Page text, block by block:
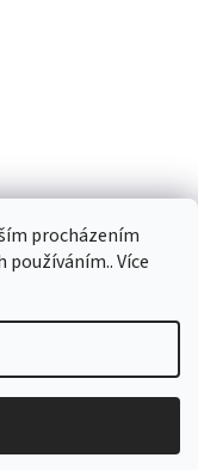
procházením
Více